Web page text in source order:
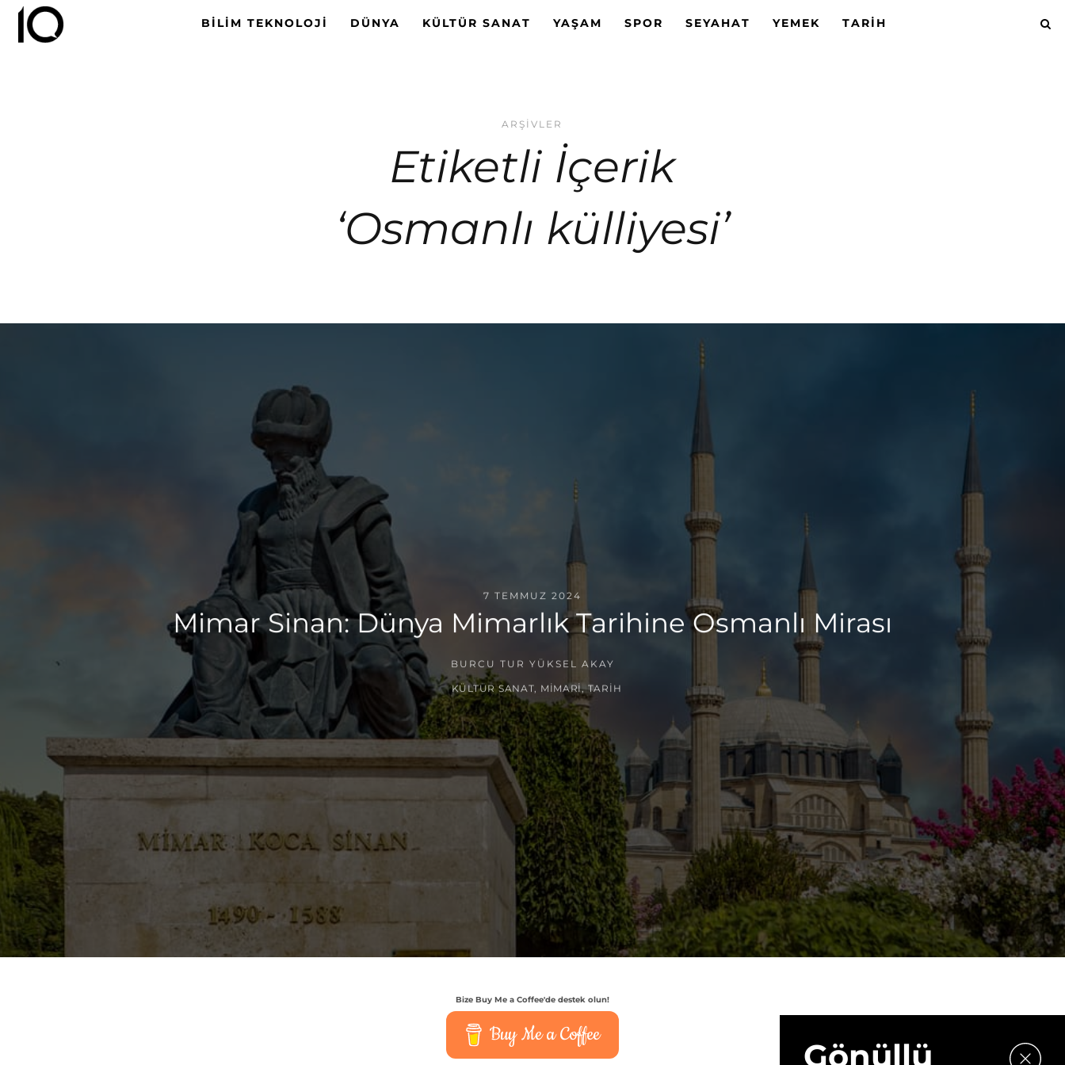
BILIM TEKNOLOJI DÜNYA KÜLTÜR SANAT YAŞAM SPOR SEYAHAT YEMEK TARIH
ARŞIVLER
Etiketli İçerik
‘Osmanlı külliyesi’
7 TEMMUZ 2024
Mimar Sinan: Dünya Mimarlık Tarihine Osmanlı Mirası
BURCU TUR YÜKSEL AKAY
KÜLTÜR SANAT MIMARI,TARIH
Bize Buy Me a Coffee'de destek olun!
Buy Me a Coffee
Gönüllü